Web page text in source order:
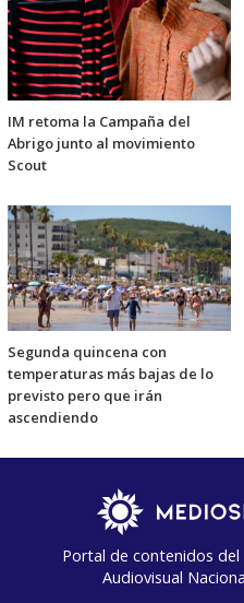
IM retoma la Campaña del
Abrigo junto al movimiento
Scout
Segunda quincena con
temperaturas más bajas de lo
previsto pero que irán
ascendiendo
Portal de contenidos del
Audiovisual